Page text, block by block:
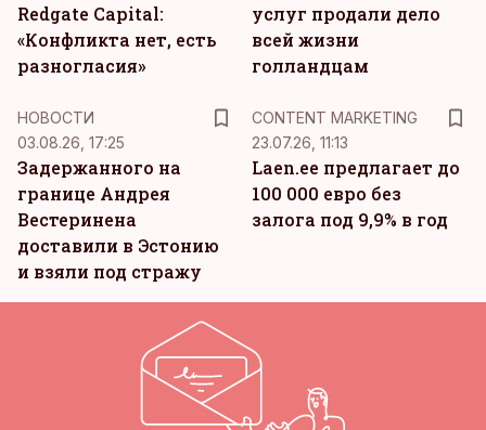
Redgate Capital:
«Конфликта нет, есть
разногласия»
услуг продали дело
всей жизни
голландцам
НОВОСТИ
03.08.26, 17:25
Задержанного на
границе Андрея
Вестеринена
доставили в Эстонию
и взяли под стражу
CONTENT MARKETING
23.07.26, 11:13
Laen.ee предлагает до
100 000 евро без
залога под 9,9% в год